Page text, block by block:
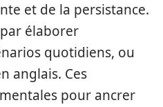
et de la persistance.
élaborer
quotidiens, ou
anglais. Ces
pour ancrer